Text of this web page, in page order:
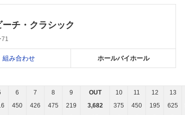
チ・クラシック
71
組み合わせ ホールバイホール
6 7 8 9 OUT 10 11 12 13
450 426 475 219 3,682 375 450 195 625